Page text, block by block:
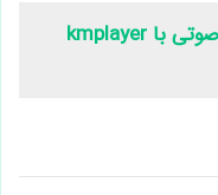
آموزش تبدیل فایل تصویری به صوتی با kmplayer